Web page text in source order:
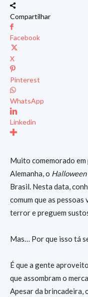
Compartilhar
Facebook
X
Pinterest
WhatsApp
Linkedin
Muito comemorado
Alemanha, o Halloween
Brasil. Nesta data,
comum que as
terror e preguem
Mas… Por que isso tá
É que a gente
que assombram o
Apesar da brincadeira,